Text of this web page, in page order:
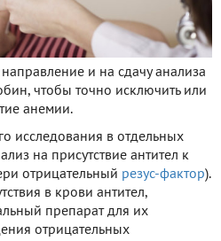
и на сдачу анализа
чтобы точно исключить или
анемии.
исследования в отдельных
на присутствие антител к
отрицательный резус-фактор).
в крови антител,
препарат для их
отрицательных